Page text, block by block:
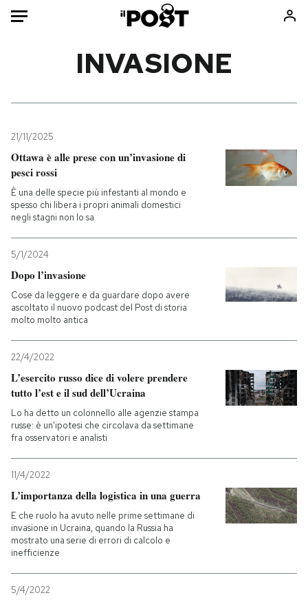
Mondo
Politica
Tecnologia
Internet
Scienza
Economia
Sport
Consumismi
Ok Boomer!
NEWSLETTER
I MIEI PREFERITI
SHOP
CALENDARIO
Entra
INVASIONE
21/11/2025
Ottawa è alle prese con un’invasione di
pesci rossi
È una delle specie più infestanti al mondo e
spesso chi libera i propri animali domestici
negli stagni non lo sa
5/1/2024
Dopo l’invasione
Cose da leggere e da guardare dopo avere
ascoltato il nuovo podcast del Post di storia
molto molto antica
22/4/2022
L’esercito russo dice di volere prendere
tutto l’est e il sud dell’Ucraina
Lo ha detto un colonnello alle agenzie stampa
russe: è un'ipotesi che circolava da settimane
fra osservatori e analisti
11/4/2022
L’importanza della logistica in una guerra
E che ruolo ha avuto nelle prime settimane di
invasione in Ucraina, quando la Russia ha
mostrato una serie di errori di calcolo e
inefficienze
5/4/2022